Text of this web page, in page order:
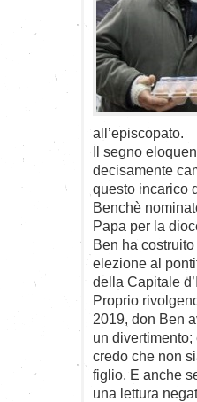
all’episcopato.
Il segno
decisamente
questo incarico
Benchè
Papa per la
Ben ha
elezione al
della Capitale
Proprio
2019, don Ben
un
credo che non
figlio. E anche
una lettura